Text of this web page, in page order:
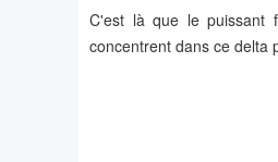
C'est là que le puissant
concentrent dans ce delta